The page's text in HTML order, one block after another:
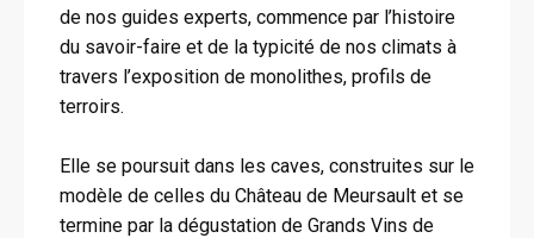
de nos guides experts, commence par l’histoire
du savoir-faire et de la typicité de nos climats à
travers l’exposition de monolithes, profils de
terroirs.
Elle se poursuit dans les caves, construites sur le
modèle de celles du Château de Meursault et se
termine par la dégustation de Grands Vins de